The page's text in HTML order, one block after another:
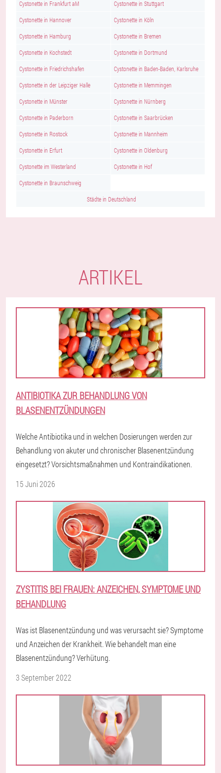
Cystonette in Frankfurt aM Cystonette in Stuttgart
Cystonette in Hannover Cystonette in Köln
Cystonette in Hamburg Cystonette in Bremen
Cystonette in Kochstedt Cystonette in Dortmund
Cystonette in Friedrichshafen Cystonette in Baden-Baden, Karlsruhe
Cystonette in der Leipziger Halle Cystonette in Memmingen
Cystonette in Münster Cystonette in Nürnberg
Cystonette in Paderborn Cystonette in Saarbrücken
Cystonette in Rostock Cystonette in Mannheim
Cystonette in Erfurt Cystonette in Oldenburg
Cystonette im Westerland Cystonette in Hof
Cystonette in Braunschweig
Städte in Deutschland
ARTIKEL
ANTIBIOTIKA ZUR BEHANDLUNG VON
BLASENENTZÜNDUNGEN
Welche Antibiotika und in welchen Dosierungen werden zur
Behandlung von akuter und chronischer Blasenentzündung
eingesetzt? Vorsichtsmaßnahmen und Kontraindikationen.
15 Juni 2026
ZYSTITIS BEI FRAUEN: ANZEICHEN, SYMPTOME UND
BEHANDLUNG
Was ist Blasenentzündung und was verursacht sie? Symptome
und Anzeichen der Krankheit. Wie behandelt man eine
Blasenentzündung? Verhütung.
3 September 2022